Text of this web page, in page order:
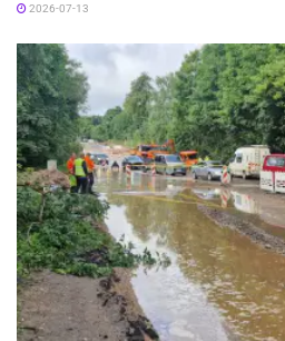
2026-07-13